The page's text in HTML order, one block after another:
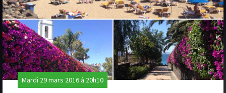
Mardi 29 mars 2016 à 20h10